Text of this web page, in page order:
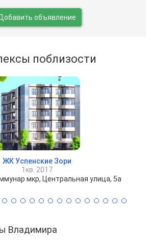
объявление
поблизости
ЖК Успенские Зори
1кв. 2017
мкр, Центральная улица, 5а
Владимира